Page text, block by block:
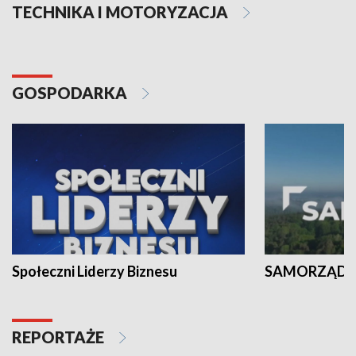
TECHNIKA I MOTORYZACJA
GOSPODARKA
Społeczni Liderzy Biznesu SAMORZĄD
REPORTAŻE